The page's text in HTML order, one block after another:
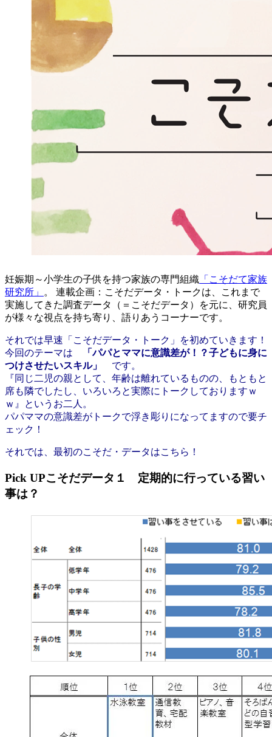
妊娠期～小学生の子供を持つ家族の専門組織 「こそだて家族
研究所」 。 連載企画：こそだデータ・トークは、これまで
実施してきた調査データ（＝こそだデータ）を元に、研究員
が様々な視点を持ち寄り、語りあうコーナーです。
それでは早速「こそだデータ・トーク」を初めていきます！
今回のテーマは 「パパとママに意識差が！？子どもに身に
つけさせたいスキル」
です。
『同じ二児の親として、年齢は離れているものの、もともと
席も隣でしたし、いろいろと実際にトークしておりますｗ
ｗ』というお二人。
パパママの意識差がトークで浮き彫りになってますので要チ
ェック！
それでは、最初のこそだ・データはこちら！
Pick UPこそだデータ１
定期的に行っている習い
事は？